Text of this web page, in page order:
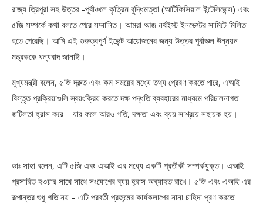
রাজ্য ত্রিপুরা সহ উত্তর -পূর্বাঞ্চলে কৃত্রিম বুদ্ধিমত্তা (আর্টিফিসিয়াল ইন্টেলিজেন্স) এবং
৫জি সম্পর্কে কথা বলতে পেরে সম্মানিত। আমরা আজ নর্থইস্ট ইনভেস্টর সামিটে মিলিত
হতে পেরেছি। আমি এই গুরুত্বপূর্ণ ইভেন্ট আয়োজনের জন্য উত্তর পূর্বাঞ্চল উন্নয়ন
মন্ত্রককে ধন্যবাদ জানাই।
মুখ্যমন্ত্রী বলেন, ৫জি দ্রুত এবং কম সময়ের মধ্যে তথ্য প্রেরণ করতে পারে, এআই
বিস্তৃত প্রক্রিয়াগুলি স্বয়ংক্রিয় করতে দক্ষ পদ্ধতি ব্যবহারের মাধ্যমে পরিচালনাগত
জটিলতা হ্রাস করে – যার ফলে আরও গতি, দক্ষতা এবং ব্যয় সাশ্রয়ে সহায়ক হয়।
ডাঃ সাহা বলেন, এটি ৫জি এবং এআই এর মধ্যে একটি প্রতীকী সম্পর্কযুক্ত। এআই
প্রসারিত হওয়ার সাথে সাথে সংযোগের ব্যয় হ্রাস অব্যাহত রাখে। ৫জি এবং এআই এর
রূপান্তর শুধু গতি নয় – এটি পরবর্তী প্রজন্মের কার্যকলাপের নানা চাহিদা পূরণ করতে